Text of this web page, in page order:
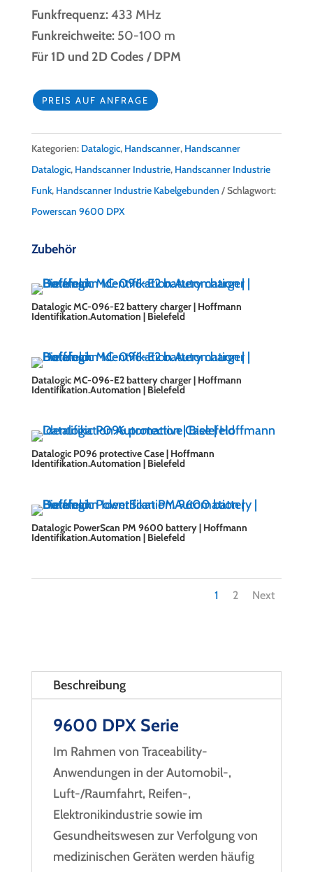
Funkfrequenz:433 MHz
Funkreichweite:50-100 m
Für 1D und 2D Codes / DPM
PREIS AUF ANFRAGE
Kategorien: Datalogic, Handscanner, Handscanner
Datalogic, Handscanner Industrie, Handscanner Industrie
Funk, Handscanner Industrie Kabelgebunden
Schlagwort:
Powerscan 9600 DPX
Zubehör
Datalogic MC-096-E2 battery charger | Hoffmann
Identifikation.Automation | Bielefeld
Datalogic MC-096-E2 battery charger | Hoffmann
Identifikation.Automation | Bielefeld
Datalogic P096 protective Case | Hoffmann
Identifikation.Automation | Bielefeld
Datalogic PowerScan PM 9600 battery | Hoffmann
Identifikation.Automation | Bielefeld
1 2 Next
Beschreibung
9600 DPX Serie
Im Rahmen von Traceability-
Anwendungen in der Automobil-,
Luft-/Raumfahrt, Reifen-,
Elektronikindustrie sowie im
Gesundheitswesen zur Verfolgung von
medizinischen Geräten werden häufig